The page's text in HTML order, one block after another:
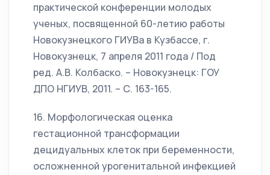
практической конференции молодых
ученых, посвященной 60-летию работы
Новокузнецкого ГИУВа в Кузбассе, г.
Новокузнецк, 7 апреля 2011 года / Под
ред. А.В. Колбаско. – Новокузнецк: ГОУ
ДПО НГИУВ, 2011. – С. 163-165.
16. Морфологическая оценка
гестационной трансформации
децидуальных клеток при беременности,
осложненной урогенитальной инфекцией